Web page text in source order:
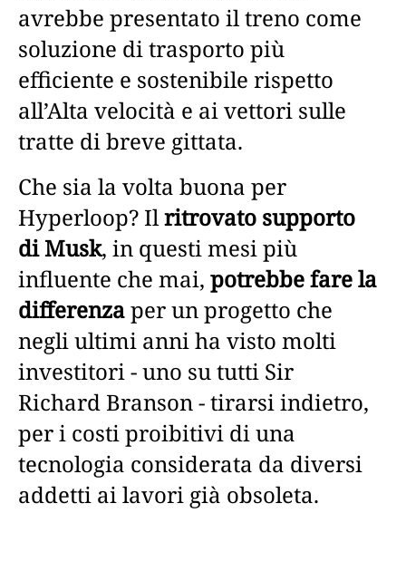
avrebbe presentato il treno come
soluzione di trasporto più
efficiente e sostenibile rispetto
all’Alta velocità e ai vettori sulle
tratte di breve gittata.
Che sia la volta buona per
Hyperloop? Ilritrovato supporto
di Musk, in questi mesi più
influente che mai, potrebbe fare la
differenzaper un progetto che
negli ultimi anni ha visto molti
investitori - uno su tutti Sir
Richard Branson - tirarsi indietro,
per i costi proibitivi di una
tecnologia considerata da diversi
addetti ai lavori già obsoleta.